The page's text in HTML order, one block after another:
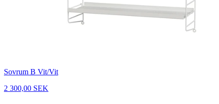
Sovrum B Vit/Vit
2 300,00 SEK